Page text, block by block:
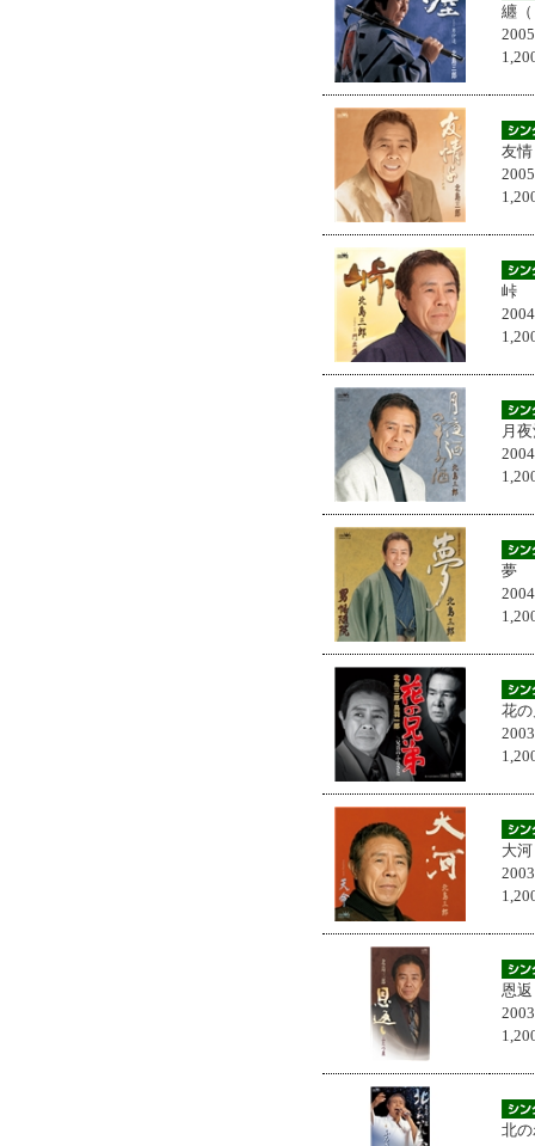
纏
友
峠
月
夢
花
大河
恩
北